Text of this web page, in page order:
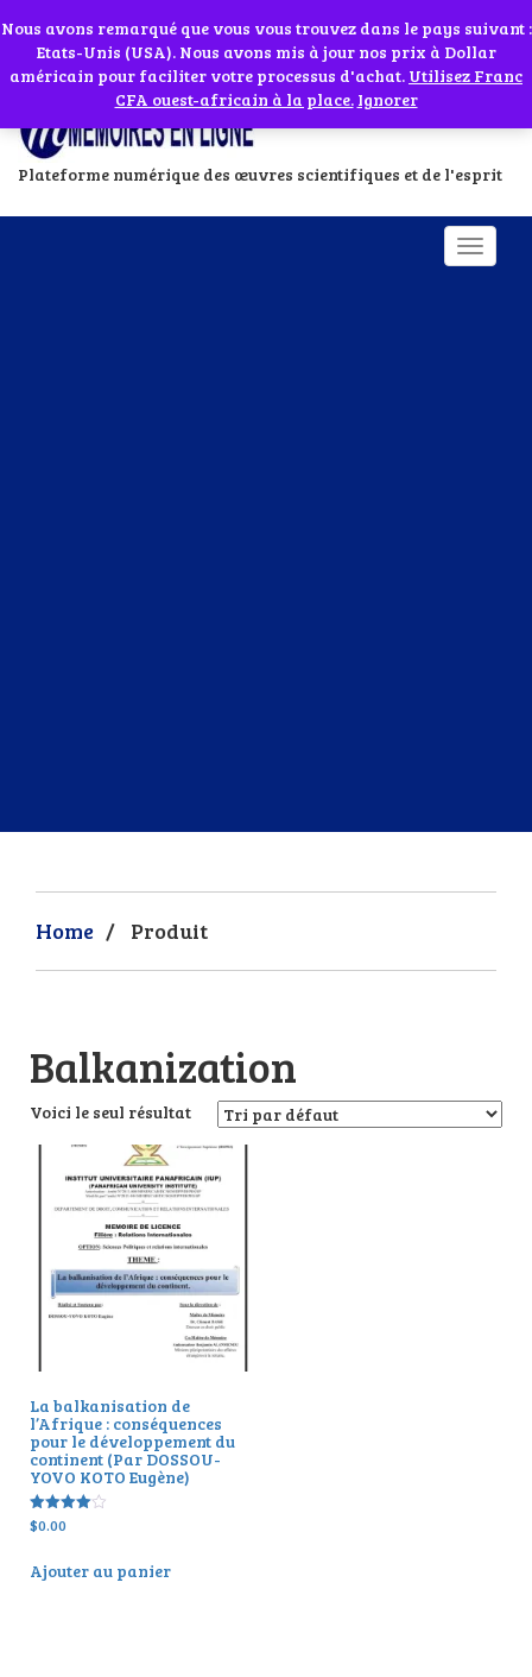
Abonnes toi à notre chaîne WhatsApp en cliquant sur l'icône en face
Plateforme numérique des œuvres scientifiques et de l'esprit
Home / Produit
Balkanization
Voici le seul résultat
La balkanisation de
l’Afrique : conséquences
pour le développement du
continent (Par DOSSOU-
YOVO KOTO Eugène)
Note
4.00
$0.00
Ajouter au panier
Si vous avez besoin d'assistance Contactez-nous par WhatsApp au
+229 01 95 33 60 26Ignorer
Nous avons remarqué que vous vous trouvez dans le pays suivant :
Etats-Unis (USA). Nous avons mis à jour nos prix à Dollar
américain pour faciliter votre processus d'achat. Utilisez Franc
CFA ouest-africain à la place. Ignorer